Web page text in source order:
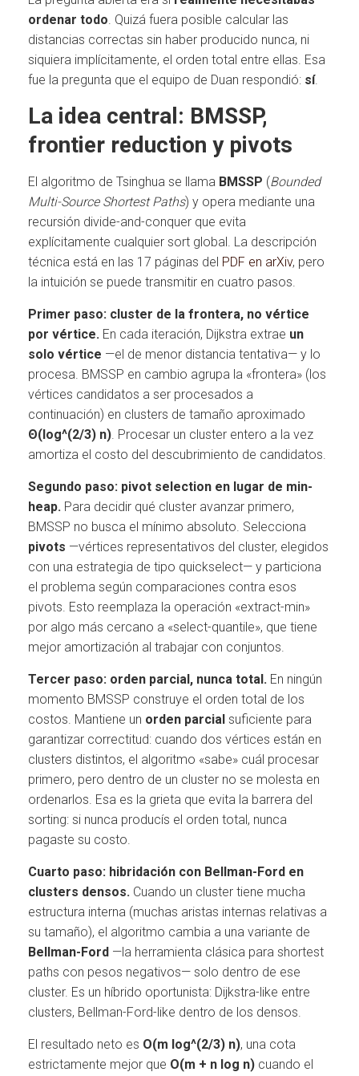
ordenar todo. Quizá fuera posible calcular las
distancias correctas sin haber producido nunca, ni
siquiera implícitamente, el orden total entre ellas. Esa
fue la pregunta que el equipo de Duan respondió: sí.
La idea central: BMSSP,
frontier reduction y pivots
El algoritmo de Tsinghua se llama BMSSP (Bounded
Multi-Source Shortest Paths) y opera mediante una
recursión divide-and-conquer que evita
explícitamente cualquier sort global. La descripción
técnica está en las 17 páginas del PDF en arXiv, pero
la intuición se puede transmitir en cuatro pasos.
Primer paso: cluster de la frontera, no vértice
por vértice. En cada iteración, Dijkstra extrae un
solo vértice —el de menor distancia tentativa— y lo
procesa. BMSSP en cambio agrupa la «frontera» (los
vértices candidatos a ser procesados a
continuación) en clusters de tamaño aproximado
Θ(log^(2/3) n). Procesar un cluster entero a la vez
amortiza el costo del descubrimiento de candidatos.
Segundo paso: pivot selection en lugar de min-
heap. Para decidir qué cluster avanzar primero,
BMSSP no busca el mínimo absoluto. Selecciona
pivots —vértices representativos del cluster, elegidos
con una estrategia de tipo quickselect— y particiona
el problema según comparaciones contra esos
pivots. Esto reemplaza la operación «extract-min»
por algo más cercano a «select-quantile», que tiene
mejor amortización al trabajar con conjuntos.
Tercer paso: orden parcial, nunca total. En ningún
momento BMSSP construye el orden total de los
costos. Mantiene un orden parcial suficiente para
garantizar correctitud: cuando dos vértices están en
clusters distintos, el algoritmo «sabe» cuál procesar
primero, pero dentro de un cluster no se molesta en
ordenarlos. Esa es la grieta que evita la barrera del
sorting: si nunca producís el orden total, nunca
pagaste su costo.
Cuarto paso: hibridación con Bellman-Ford en
clusters densos. Cuando un cluster tiene mucha
estructura interna (muchas aristas internas relativas a
su tamaño), el algoritmo cambia a una variante de
Bellman-Ford —la herramienta clásica para shortest
paths con pesos negativos— solo dentro de ese
cluster. Es un híbrido oportunista: Dijkstra-like entre
clusters, Bellman-Ford-like dentro de los densos.
El resultado neto es O(m log^(2/3) n), una cota
estrictamente mejor que O(m + n log n) cuando el